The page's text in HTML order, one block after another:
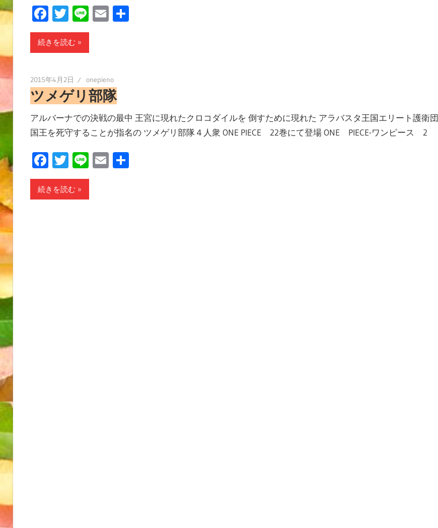
Facebook
Twitter
LineEmail
共
続きを読む
2015年4月2日 onepieno
ツメゲリ部隊
アルバーナでの決戦の最中 王宮に現れたクロコダイルを 倒すために現れた アラバスタ王国エリート護衛団
国王を死守することが指名の ツメゲリ部隊４人衆 ONE PIECE 22巻にて登場 ONE PIECE-ワンピース 2
Facebook
Twitter
LineEmail
共
続きを読む